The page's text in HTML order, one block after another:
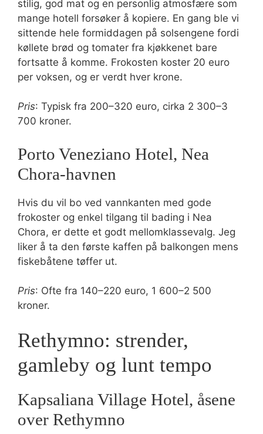
stilig, god mat og en personlig atmosfære som
mange hotell forsøker å kopiere. En gang ble vi
sittende hele formiddagen på solsengene fordi
køllete brød og tomater fra kjøkkenet bare
fortsatte å komme. Frokosten koster 20 euro
per voksen, og er verdt hver krone.
Pris: Typisk fra 200–320 euro, cirka 2 300–3
700 kroner.
Porto Veneziano Hotel, Nea
Chora-havnen
Hvis du vil bo ved vannkanten med gode
frokoster og enkel tilgang til bading i Nea
Chora, er dette et godt mellomklassevalg. Jeg
liker å ta den første kaffen på balkongen mens
fiskebåtene tøffer ut.
Pris: Ofte fra 140–220 euro, 1 600–2 500
kroner.
Rethymno: strender,
gamleby og lunt tempo
Kapsaliana Village Hotel, åsene
over Rethymno